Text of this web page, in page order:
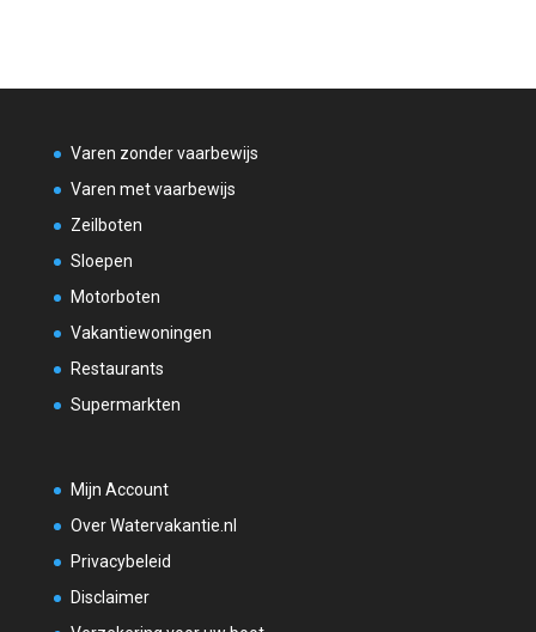
Varen zonder vaarbewijs
Varen met vaarbewijs
Zeilboten
Sloepen
Motorboten
Vakantiewoningen
Restaurants
Supermarkten
Mijn Account
Over Watervakantie.nl
Privacybeleid
Disclaimer